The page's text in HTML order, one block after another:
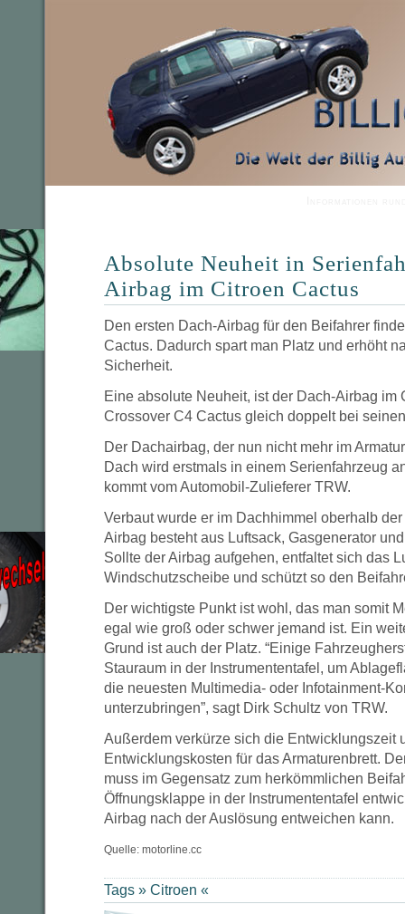
Absolute Neuheit in
Airbag im Citroen Cactus
Den ersten Dach-Airbag für den Beifahrer
Cactus. Dadurch spart man Platz und erhöht
Sicherheit.
Eine absolute Neuheit, ist der Dach-Airbag im
Crossover C4 Cactus gleich doppelt bei
Der Dachairbag, der nun nicht mehr im
Dach wird erstmals in einem Serienfahrzeug
kommt vom Automobil-Zulieferer TRW.
Verbaut wurde er im Dachhimmel oberhalb
Airbag besteht aus Luftsack, Gasgenerator
Sollte der Airbag aufgehen, entfaltet sich das
Windschutzscheibe und schützt so den
Der wichtigste Punkt ist wohl, das man somit
egal wie groß oder schwer jemand ist. Ein
Grund ist auch der Platz. “Einige
Stauraum in der Instrumententafel, um
die neuesten Multimedia- oder Infotainment-
unterzubringen”, sagt Dirk Schultz von TRW.
Außerdem verkürze sich die Entwicklungszeit
Entwicklungskosten für das Armaturenbrett.
muss im Gegensatz zum herkömmlichen
Öffnungsklappe in der Instrumententafel
Airbag nach der Auslösung entweichen kann.
Quelle: motorline.cc
Tags » Citroen «